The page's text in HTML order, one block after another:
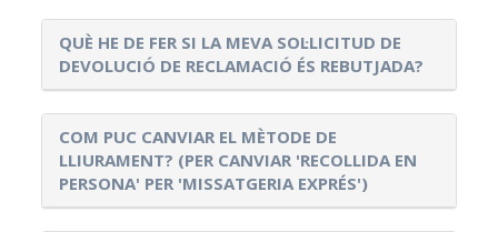
QUÈ HE DE FER SI LA MEVA SOL·LICITUD DE
DEVOLUCIÓ DE RECLAMACIÓ ÉS REBUTJADA?
COM PUC CANVIAR EL MÈTODE DE
LLIURAMENT? (PER CANVIAR 'RECOLLIDA EN
PERSONA' PER 'MISSATGERIA EXPRÉS')